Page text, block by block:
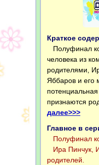
Краткое
Полуфинал
человека из
родителями,
Яббаров и его
признаются
далее>>>
Главное в
Полуфинал
Ира Пинчук,
родителей.